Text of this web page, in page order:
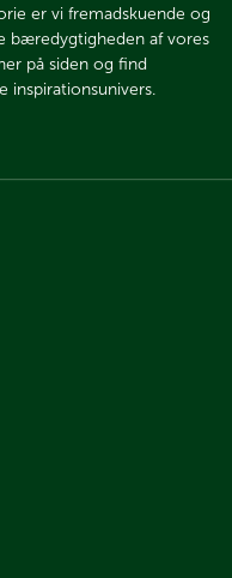
er vi fremadskuende og
bæredygtigheden af vores
på siden og find
inspirationsunivers.